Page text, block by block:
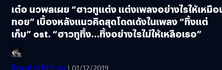
เต๋อ นวพลเผย “ฮาวทูแต่ง แต่งเพลงอย่างไรให้เหมือ
ทอย” เบื้องหลังแนวคิดสุดโดดเด้งในเพลง “ทิ้งแต่
เก็บ” ost. “ฮาวทูทิ้ง…ทิ้งอย่างไรไม่ให้เหลือเธอ”